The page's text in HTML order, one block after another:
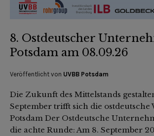
8. Ostdeutscher
Potsdam am 08.09.26
Veröffentlicht von UVBB Potsdam
Die Zukunft des Mittelstands
September trifft sich die ostdeutsche
Potsdam Der Ostdeutsche
die achte Runde: Am 8. September